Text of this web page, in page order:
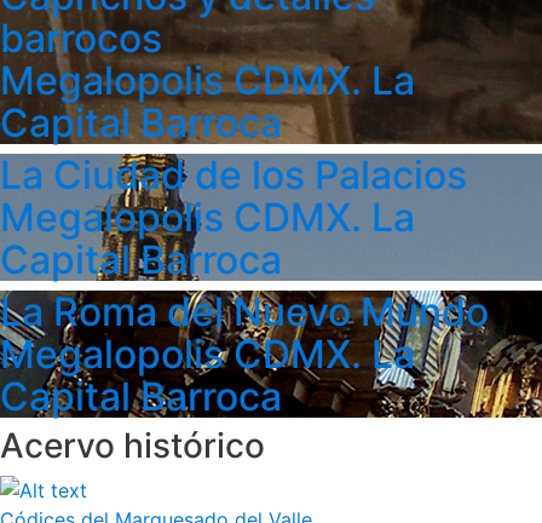
barrocos
Megalopolis CDMX. La
Capital Barroca
La Ciudad de los Palacios
Megalopolis CDMX. La
Capital Barroca
La Roma del Nuevo Mundo
Megalopolis CDMX. La
Capital Barroca
Acervo histórico